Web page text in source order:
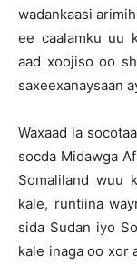
wadankaasi
ee caalamku uu
aad xoojiso oo
saxeexanaysaan
Waxaad la
socda Midawga
Somaliland wuu
kale, runtiina
sida Sudan iyo
kale inaga oo xor